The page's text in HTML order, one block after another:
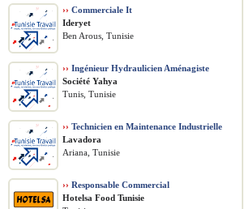
›› Commerciale It
Ideryet
Ben Arous, Tunisie
›› Ingénieur Hydraulicien Aménagiste
Société Yahya
Tunis, Tunisie
›› Technicien en Maintenance Industrielle
Lavadora
Ariana, Tunisie
›› Responsable Commercial
Hotelsa Food Tunisie